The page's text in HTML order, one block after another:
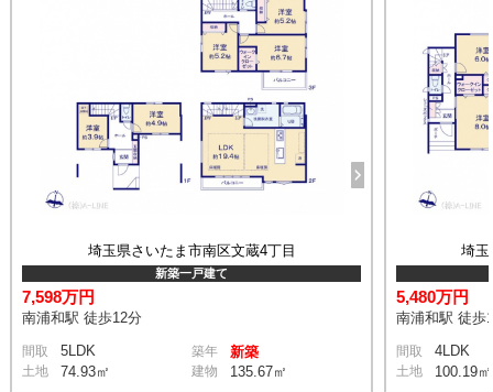
埼玉県さいたま市南区文蔵4丁目
新築一戸建て
7,598万円
南浦和駅 徒歩12分
間取 5LDK 築年 新築
土地 74.93㎡ 建物 135.67㎡
埼玉
5,480万円
南浦和駅 徒歩
間取 4LDK
土地 100.19㎡